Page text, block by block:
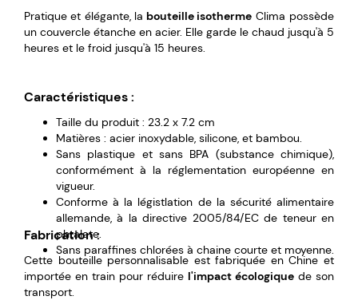
Pratique et élégante, la bouteille isotherme Clima possède
un couvercle étanche en acier. Elle garde le chaud jusqu'à 5
heures et le froid jusqu'à 15 heures.
Caractéristiques :
Taille du produit : 23.2 x 7.2 cm
Matières : acier inoxydable, silicone, et bambou.
Sans plastique et sans BPA (substance chimique),
conformément à la réglementation européenne en
vigueur.
Conforme à la légistlation de la sécurité alimentaire
allemande, à la directive 2005/84/EC de teneur en
phtalate.
Sans paraffines chlorées à chaine courte et moyenne.
Fabrication :
Cette bouteille personnalisable est fabriquée en Chine et
importée en train pour réduire l'impact écologique de son
transport.